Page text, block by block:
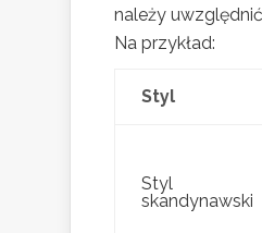
należy
Na przykład:
Styl
Styl
skandynawski